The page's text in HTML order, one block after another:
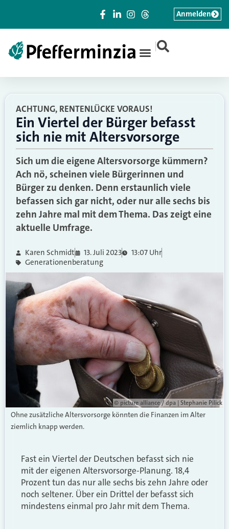
|
Anmelden
ACHTUNG, RENTENLÜCKE VORAUS!
Ein Viertel der Bürger befasst
sich nie mit Altersvorsorge
Sich um die eigene Altersvorsorge kümmern?
Ach nö, scheinen viele Bürgerinnen und
Bürger zu denken. Denn erstaunlich viele
befassen sich gar nicht, oder nur alle sechs bis
zehn Jahre mal mit dem Thema. Das zeigt eine
aktuelle Umfrage.
Karen Schmidt 13. Juli 2023
13:07 Uhr
Generationenberatung
© picture alliance / dpa | Stephanie Pilick
Ohne zusätzliche Altersvorsorge könnten die Finanzen im Alter
ziemlich knapp werden.
Fast ein Viertel der Deutschen befasst sich nie
mit der eigenen Altersvorsorge-Planung. 18,4
Prozent tun das nur alle sechs bis zehn Jahre oder
noch seltener. Über ein Drittel der befasst sich
mindestens einmal pro Jahr mit dem Thema.